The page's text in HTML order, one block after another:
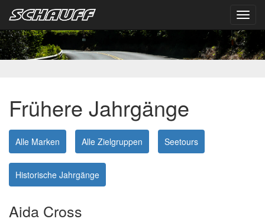
Frühere Jahrgänge
Alle Marken Alle Zielgruppen Seetours
Historische Jahrgänge
Aida Cross